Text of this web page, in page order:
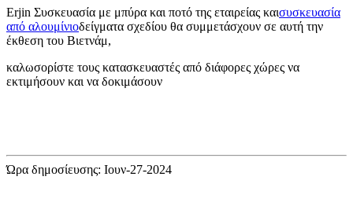
Erjin Συσκευασία με μπύρα και ποτό της εταιρείας καισυσκευασία
από αλουμίνιοδείγματα σχεδίου θα συμμετάσχουν σε αυτή την
έκθεση του Βιετνάμ,
καλωσορίστε τους κατασκευαστές από διάφορες χώρες να
εκτιμήσουν και να δοκιμάσουν
Ώρα δημοσίευσης: Ιουν-27-2024